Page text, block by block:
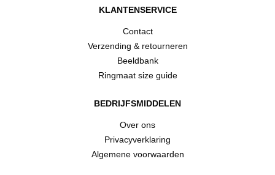
KLANTENSERVICE
Contact
Verzending & retourneren
Beeldbank
Ringmaat size guide
BEDRIJFSMIDDELEN
Over ons
Privacyverklaring
Algemene voorwaarden